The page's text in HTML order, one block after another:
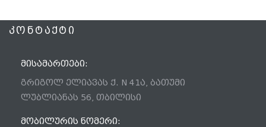
ᲙᲝᲜᲢᲐᲥᲢᲘ
ᲛᲘᲡᲐᲛᲐᲠᲗᲔᲑᲘ:
გრიგოლ ელიავას ქ. N 41ა, ბათუმი
ლუბლიანას 56, თბილისი
ᲛᲝᲑᲘᲚᲣᲠᲘᲡ ᲜᲝᲛᲔᲠᲘ: